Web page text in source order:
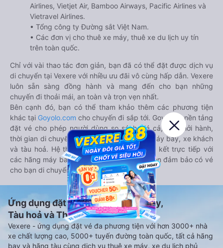
Airlines, Vietjet Air, Bamboo Airways, Pacific Airlines và
Vietravel Airlines.
• Tổng công ty Đường sắt Việt Nam.
• Các đơn vị cho thuê xe máy, thuê xe du lịch uy tín
trên toàn quốc.
Chỉ với vài thao tác đơn giản, bạn đã có thể đặt được dịch vụ
di chuyển tại Vexere với nhiều ưu đãi vô cùng hấp dẫn. Vexere
luôn sẵn sàng đồng hành và mang đến cho bạn những
chuyến đi thoải mái, an toàn và trọn vẹn nhất.
Bên cạnh đó, bạn có thể tham khảo thêm các phương tiện
khác tại Goyolo.com cho chuyến đi sắp tới. Goyolo là nền tảng
đặt vé cho phép người dùng so sánh giá cả, giờ khởi hành,
thời gian di chuyển của nhiều phương tiện máy bay, xe khách
và tàu hoả. Hệ thống của Goyolo được liên kết trực tiếp với
các hãng máy bay, xe khách và tàu hoả, luôn đảm bảo có vé
cho bạn di chuyển.
Ứng dụng đặt vé Xe khách, Máy bay,
Tàu hoả và Thuê xe
Vexere - ứng dụng đặt vé đa phương tiện với hơn 3000+ nhà
xe chất lượng cao, 5000+ tuyến đường toàn quốc, tất cả hãng
bay và hãng tàu cùng dịch vụ thuê xe máy, xe du lịch phủ